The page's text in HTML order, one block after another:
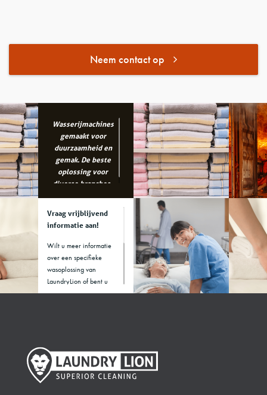
Neem contact op
Wasserijmachines
gemaakt voor
duurzaamheid en
gemak. De beste
oplossing voor
diverse branches..
Vraag vrijblijvend
informatie aan!
Wilt u meer informatie
over een specifieke
wasoplossing van
LaundryLion of bent u
benieuwd welke
of bellen naar +31 88
5286300